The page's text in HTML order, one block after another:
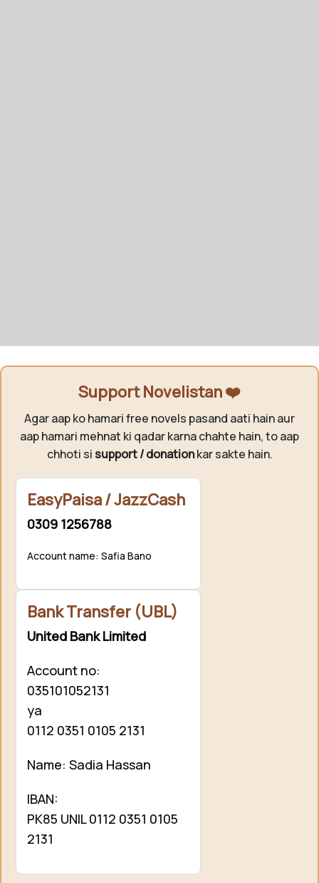
Support Novelistan ❤️
Agar aap ko hamari free novels pasand aati hain aur
aap hamari mehnat ki qadar karna chahte hain, to aap
chhoti si support / donationkar sakte hain.
EasyPaisa / JazzCash
0309 1256788
Account name: Safia Bano
Bank Transfer (UBL)
United Bank Limited
Account no:
035101052131
ya
0112 0351 0105 2131
Name: Sadia Hassan
IBAN:
PK85 UNIL 0112 0351 0105
2131